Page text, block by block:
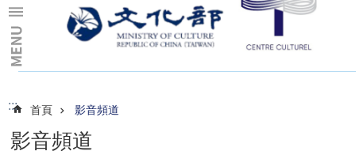
跳到主要內容區塊
:::
::: 首頁 影音頻道
影音頻道